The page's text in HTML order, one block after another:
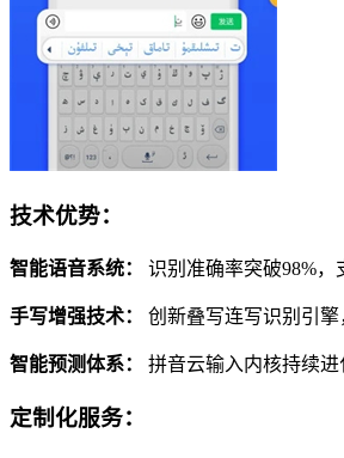
技术优势：
智能语音系统： 识别准确率突破98%
手写增强技术： 创新叠写连写识别引
智能预测体系： 拼音云输入内核持续
定制化服务：